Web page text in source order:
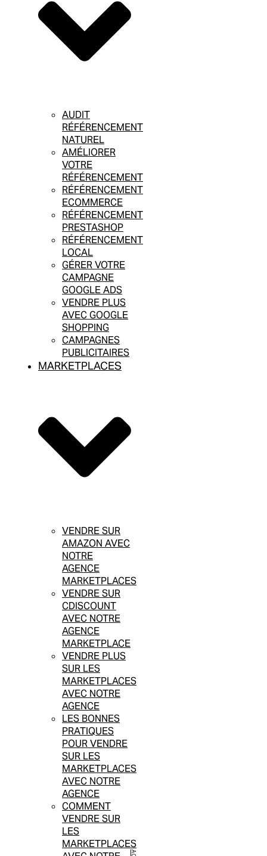
AUDIT
RÉFÉRENCEMENT
NATUREL
AMÉLIORER
VOTRE
RÉFÉRENCEMENT
RÉFÉRENCEMENT
ECOMMERCE
RÉFÉRENCEMENT
PRESTASHOP
RÉFÉRENCEMENT
LOCAL
GÉRER VOTRE
CAMPAGNE
GOOGLE ADS
VENDRE PLUS
AVEC GOOGLE
SHOPPING
CAMPAGNES
PUBLICITAIRES
MARKETPLACES
VENDRE SUR
AMAZON AVEC
NOTRE
AGENCE
MARKETPLACES
VENDRE SUR
CDISCOUNT
AVEC NOTRE
AGENCE
MARKETPLACE
VENDRE PLUS
SUR LES
MARKETPLACES
AVEC NOTRE
AGENCE
LES BONNES
PRATIQUES
POUR VENDRE
SUR LES
MARKETPLACES
AVEC NOTRE
AGENCE
COMMENT
VENDRE SUR
LES
MARKETPLACES